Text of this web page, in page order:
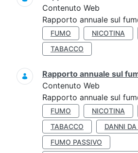
Contenuto Web
Rapporto annuale sul
FUMO NICOTINA
TABACCO
Rapporto annuale sul
Contenuto Web
Rapporto annuale sul
FUMO NICOTINA
TABACCO
DANNI
FUMO PASSIVO